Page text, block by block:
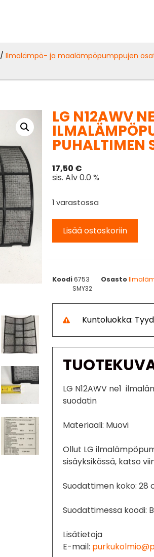
/Ilmalämpö- ja maalämpöpumppujen
LG N12AWV
PUHALTIMEN
17,50 €
sis. Alv 0.0 %
1 varastossa
Lisää ostoskoriin
Koodi6753 Osasto
SMY32
Kuntoluokka:
LG N12AWV ne1
suodatin
Materiaali: Muovi
Ollut LG
sisäyksikössä, katso
Suodattimen koko: 28
Suodattimessa koodi:
Lisätietoja
E-mail: